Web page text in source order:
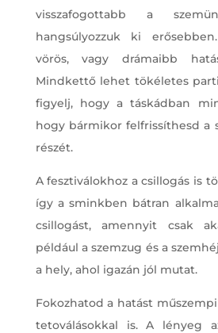
visszafogottabb a
hangsúlyozzuk ki
vörös, vagy drámaibb
Mindkettő lehet tökéletes
figyelj, hogy a táskádban
hogy bármikor felfrissíthesd a
részét.
A fesztiválokhoz a csillogás is
így a sminkben bátran
csillogást, amennyit csak
például a szemzug és a
a hely, ahol igazán jól mutat.
Fokozhatod a hatást
tetoválásokkal is. A lényeg